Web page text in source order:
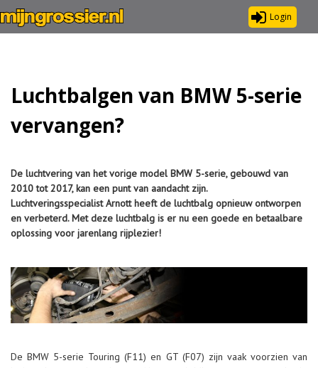
Login
Luchtbalgen van BMW 5-serie
vervangen?
De luchtvering van het vorige model BMW 5-serie, gebouwd van
2010 tot 2017, kan een punt van aandacht zijn.
Luchtveringsspecialist Arnott heeft de luchtbalg opnieuw ontworpen
en verbeterd. Met deze luchtbalg is er nu een goede en betaalbare
oplossing voor jarenlang rijplezier!
De BMW 5-serie Touring (F11) en GT (F07) zijn vaak voorzien van